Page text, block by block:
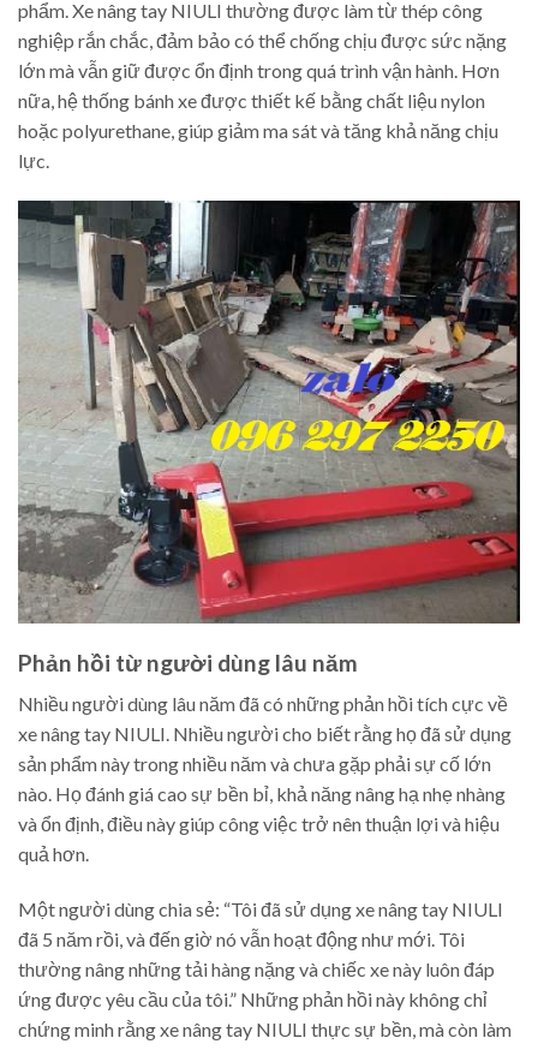
phẩm. Xe nâng tay NIULI thường được làm từ thép công
nghiệp rắn chắc, đảm bảo có thể chống chịu được sức nặng
lớn mà vẫn giữ được ổn định trong quá trình vận hành. Hơn
nữa, hệ thống bánh xe được thiết kế bằng chất liệu nylon
hoặc polyurethane, giúp giảm ma sát và tăng khả năng chịu
lực.
Phản hồi từ người dùng lâu năm
Nhiều người dùng lâu năm đã có những phản hồi tích cực về
xe nâng tay NIULI. Nhiều người cho biết rằng họ đã sử dụng
sản phẩm này trong nhiều năm và chưa gặp phải sự cố lớn
nào. Họ đánh giá cao sự bền bỉ, khả năng nâng hạ nhẹ nhàng
và ổn định, điều này giúp công việc trở nên thuận lợi và hiệu
quả hơn.
Một người dùng chia sẻ: “Tôi đã sử dụng xe nâng tay NIULI
đã 5 năm rồi, và đến giờ nó vẫn hoạt động như mới. Tôi
thường nâng những tải hàng nặng và chiếc xe này luôn đáp
ứng được yêu cầu của tôi.” Những phản hồi này không chỉ
chứng minh rằng xe nâng tay NIULI thực sự bền, mà còn làm